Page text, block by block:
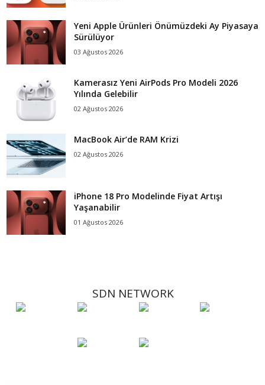
Yeni Apple Ürünleri Önümüzdeki Ay Piyasaya
Sürülüyor
03 Ağustos 2026
Kamerasız Yeni AirPods Pro Modeli 2026
Yılında Gelebilir
02 Ağustos 2026
MacBook Air’de RAM Krizi
02 Ağustos 2026
iPhone 18 Pro Modelinde Fiyat Artışı
Yaşanabilir
01 Ağustos 2026
SDN NETWORK